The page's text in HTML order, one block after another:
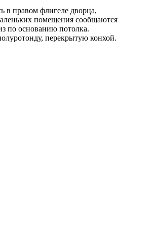
в правом флигеле дворца,
помещения сообщаются
по основанию потолка.
перекрытую конхой.